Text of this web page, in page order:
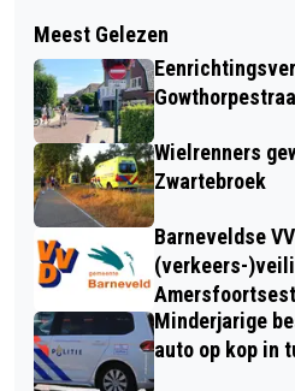
GROTE
31 AUGUSTUS IN
BALLONFIËSTA
Meest Gelezen
Wielrenners
Zwartebroek
Barneveldse
(verkeers-
Minderjarige
auto op kop in